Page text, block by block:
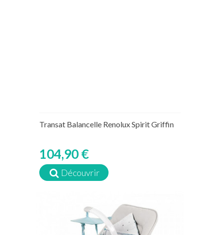
Transat Balancelle Renolux Spirit Griffin
104,90 €
Découvrir